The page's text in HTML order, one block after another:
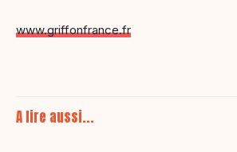
www.griffonfrance.fr
A lire aussi...